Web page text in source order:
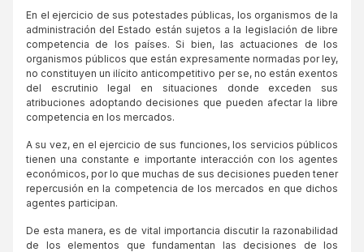
En el ejercicio de sus potestades públicas, los organismos de la
administración del Estado están sujetos a la legislación de libre
competencia de los países. Si bien, las actuaciones de los
organismos públicos que están expresamente normadas por ley,
no constituyen un ilícito anticompetitivo per se, no están exentos
del escrutinio legal en situaciones donde exceden sus
atribuciones adoptando decisiones que pueden afectar la libre
competencia en los mercados.
A su vez, en el ejercicio de sus funciones, los servicios públicos
tienen una constante e importante interacción con los agentes
económicos, por lo que muchas de sus decisiones pueden tener
repercusión en la competencia de los mercados en que dichos
agentes participan.
De esta manera, es de vital importancia discutir la razonabilidad
de los elementos que fundamentan las decisiones de los